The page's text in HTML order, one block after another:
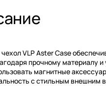
VLP Aster Case
прочному материалу
магнитные
с стильным внешним